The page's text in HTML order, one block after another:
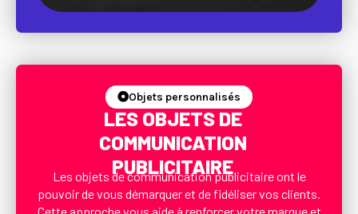
Objets personnalisés
LES OBJETS DE
COMMUNICATION
PUBLICITAIRE
Les objets de communication publicitaire ont le
pouvoir de vous démarquer et de fidéliser vos clients.